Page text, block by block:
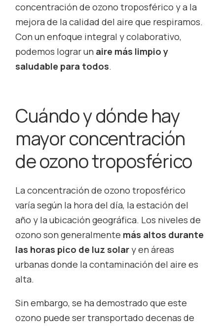
concentración de ozono troposférico y a la
mejora de la calidad del aire que respiramos.
Con un enfoque integral y colaborativo,
podemos lograr un aire más limpio y
saludable para todos.
Cuándo y dónde hay
mayor concentración
de ozono troposférico
La concentración de ozono troposférico
varía según la hora del día, la estación del
año y la ubicación geográfica. Los niveles de
ozono son generalmente más altos durante
las horas pico de luz solar y en áreas
urbanas donde la contaminación del aire es
alta.
Sin embargo, se ha demostrado que este
ozono puede ser transportado decenas de